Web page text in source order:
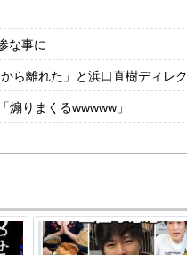
な事に
ディレクターが公式インタビューで告白
りまくるwwwww」